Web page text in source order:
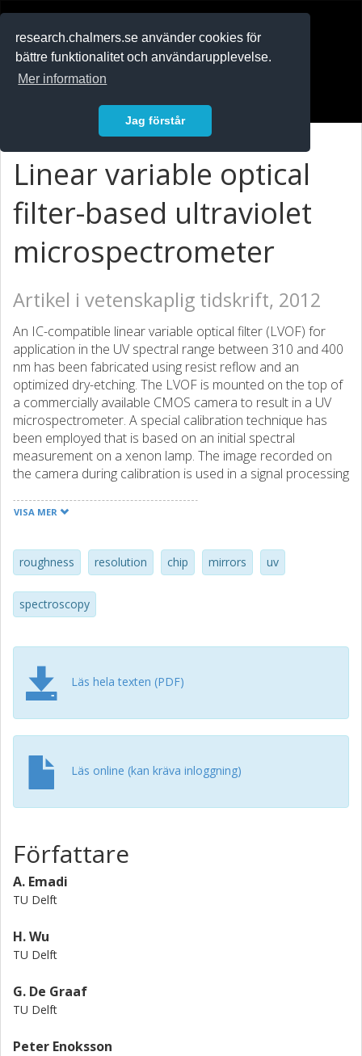
research.chalmers.se använder cookies för
bättre funktionalitet och användarupplevelse.
Mer information
Jag förstår
Linear variable optical
filter-based ultraviolet
microspectrometer
Artikel i vetenskaplig tidskrift, 2012
An IC-compatible linear variable optical filter (LVOF) for
application in the UV spectral range between 310 and 400
nm has been fabricated using resist reflow and an
optimized dry-etching. The LVOF is mounted on the top of
a commercially available CMOS camera to result in a UV
microspectrometer. A special calibration technique has
been employed that is based on an initial spectral
measurement on a xenon lamp. The image recorded on
the camera during calibration is used in a signal processing
and the calibration data is subsequently used in UV
approach implemented reveal a spectral resolution of 0.5
nm.
VISA MER
roughness resolution chip mirrors uv
spectroscopy
Läs hela texten (PDF)
Läs online (kan kräva inloggning)
Författare
A. Emadi
TU Delft
H. Wu
TU Delft
G. De Graaf
TU Delft
Peter Enoksson